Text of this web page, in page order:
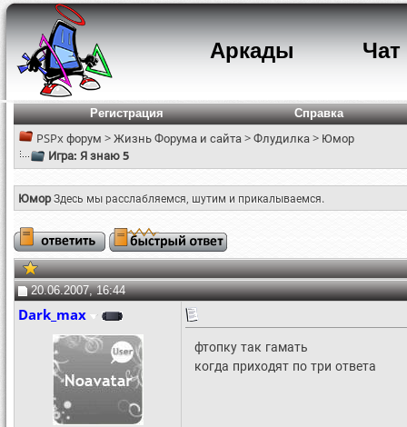
Аркады Чат
Регистрация Справка
PSPx форум >Жизнь Форума и сайта>Флудилка> Юмор
Игра: Я знаю 5
ЮморЗдесь мы расслабляемся, шутим и прикалываемся.
20.06.2007, 16:44
Dark_max
фтопку так гамать
когда приходят по три ответа